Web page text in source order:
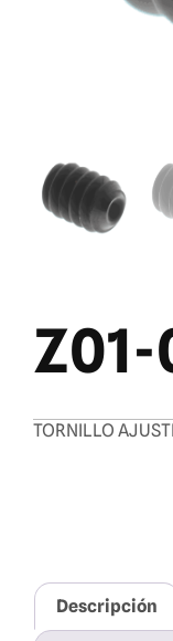
TORNILLO
Descripción